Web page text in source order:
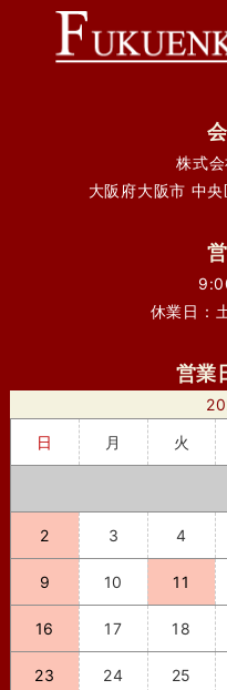
株式
大阪府大阪市 中
休業日：
営業
日
月 火
2 3 4
9 10 11
16 17 18
23 24 25